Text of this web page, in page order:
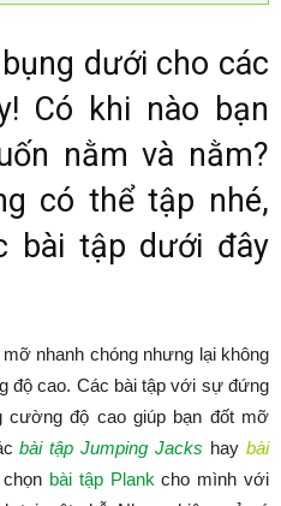
dưới cho các
Có khi nào bạn
nằm và nằm?
có thể tập nhé,
bài tập dưới đây
nhanh chóng nhưng lại không
độ cao. Các bài tập với sự đứng
cường độ cao giúp bạn đốt mỡ
bài tập Jumping Jacks haybài
bài tập Plank cho mình với